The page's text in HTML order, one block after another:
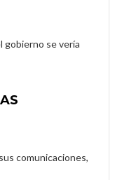
gobierno se vería
comunicaciones,